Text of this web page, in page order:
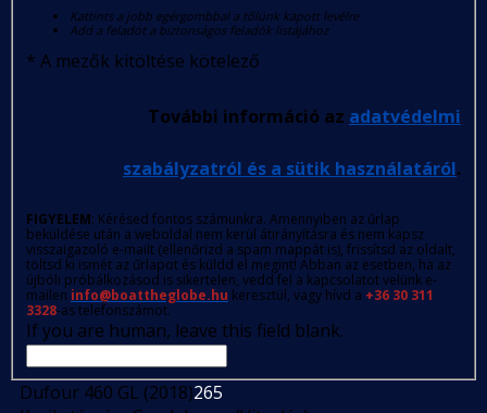
Kattints a jobb egérgombbal a tőlünk kapott levélre
Add a feladót a biztonságos feladók listájához
* A mezők kitöltése kötelező
További információ az adatvédelmi
szabályzatról és a sütik használatáról.
FIGYELEM: Kérésed fontos számunkra. Amennyiben az űrlap
beküldése után a weboldal nem kerül átirányításra és nem kapsz
visszaigazoló e-mailt (ellenőrizd a spam mappát is), frissítsd az oldalt,
töltsd ki ismét az űrlapot és küldd el megint! Abban az esetben, ha az
újbóli próbálkozásod is sikertelen, vedd fel a kapcsolatot velünk e-
mailen info@boattheglobe.hu keresztül, vagy hívd a +36 30 311
3328-as telefonszámot.
If you are human, leave this field blank.
Dufour 460 GL (2018)265